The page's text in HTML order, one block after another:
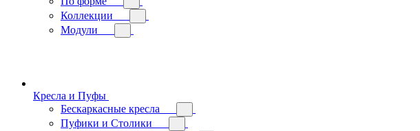
Коллекции
Модули
Кресла и Пуфы
Бескаркасные кресла
Пуфики и Столики